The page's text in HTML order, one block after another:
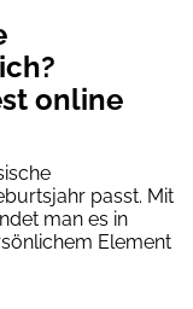
online
passt. Mit
man es in
Element